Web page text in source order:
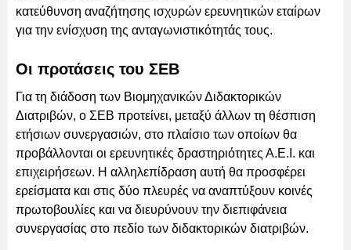
κατεύθυνση αναζήτησης ισχυρών ερευνητικών εταίρων
για την ενίσχυση της ανταγωνιστικότητάς τους.
Οι προτάσεις του ΣΕΒ
Για τη διάδοση των Βιομηχανικών Διδακτορικών
Διατριβών, ο ΣΕΒ προτείνει, μεταξύ άλλων τη θέσπιση
ετήσιων συνεργασιών, στο πλαίσιο των οποίων θα
προβάλλονται οι ερευνητικές δραστηριότητες Α.Ε.Ι. και
επιχειρήσεων. Η αλληλεπίδραση αυτή θα προσφέρει
ερείσματα και στις δύο πλευρές να αναπτύξουν κοινές
πρωτοβουλίες και να διευρύνουν την διεπιφάνεια
συνεργασίας στο πεδίο των διδακτορικών διατριβών.